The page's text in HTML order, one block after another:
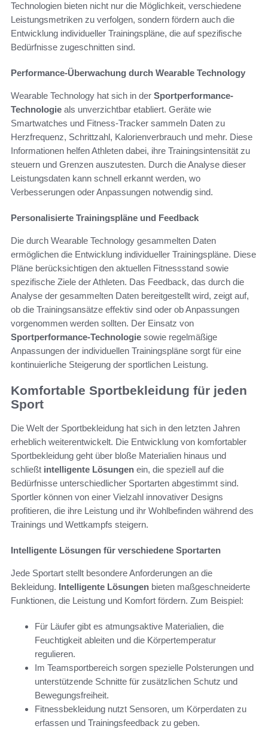
Technologien bieten nicht nur die Möglichkeit, verschiedene
Leistungsmetriken zu verfolgen, sondern fördern auch die
Entwicklung individueller Trainingspläne, die auf spezifische
Bedürfnisse zugeschnitten sind.
Performance-Überwachung durch Wearable Technology
Wearable Technology hat sich in der Sportperformance-
Technologie als unverzichtbar etabliert. Geräte wie
Smartwatches und Fitness-Tracker sammeln Daten zu
Herzfrequenz, Schrittzahl, Kalorienverbrauch und mehr. Diese
Informationen helfen Athleten dabei, ihre Trainingsintensität zu
steuern und Grenzen auszutesten. Durch die Analyse dieser
Leistungsdaten kann schnell erkannt werden, wo
Verbesserungen oder Anpassungen notwendig sind.
Personalisierte Trainingspläne und Feedback
Die durch Wearable Technology gesammelten Daten
ermöglichen die Entwicklung individueller Trainingspläne. Diese
Pläne berücksichtigen den aktuellen Fitnessstand sowie
spezifische Ziele der Athleten. Das Feedback, das durch die
Analyse der gesammelten Daten bereitgestellt wird, zeigt auf,
ob die Trainingsansätze effektiv sind oder ob Anpassungen
vorgenommen werden sollten. Der Einsatz von
Sportperformance-Technologie sowie regelmäßige
Anpassungen der individuellen Trainingspläne sorgt für eine
kontinuierliche Steigerung der sportlichen Leistung.
Komfortable Sportbekleidung für jeden
Sport
Die Welt der Sportbekleidung hat sich in den letzten Jahren
erheblich weiterentwickelt. Die Entwicklung von komfortabler
Sportbekleidung geht über bloße Materialien hinaus und
schließt intelligente Lösungen ein, die speziell auf die
Bedürfnisse unterschiedlicher Sportarten abgestimmt sind.
Sportler können von einer Vielzahl innovativer Designs
profitieren, die ihre Leistung und ihr Wohlbefinden während des
Trainings und Wettkampfs steigern.
Intelligente Lösungen für verschiedene Sportarten
Jede Sportart stellt besondere Anforderungen an die
Bekleidung. Intelligente Lösungen bieten maßgeschneiderte
Funktionen, die Leistung und Komfort fördern. Zum Beispiel:
Für Läufer gibt es atmungsaktive Materialien, die
Feuchtigkeit ableiten und die Körpertemperatur
regulieren.
Im Teamsportbereich sorgen spezielle Polsterungen und
unterstützende Schnitte für zusätzlichen Schutz und
Bewegungsfreiheit.
Fitnessbekleidung nutzt Sensoren, um Körperdaten zu
erfassen und Trainingsfeedback zu geben.